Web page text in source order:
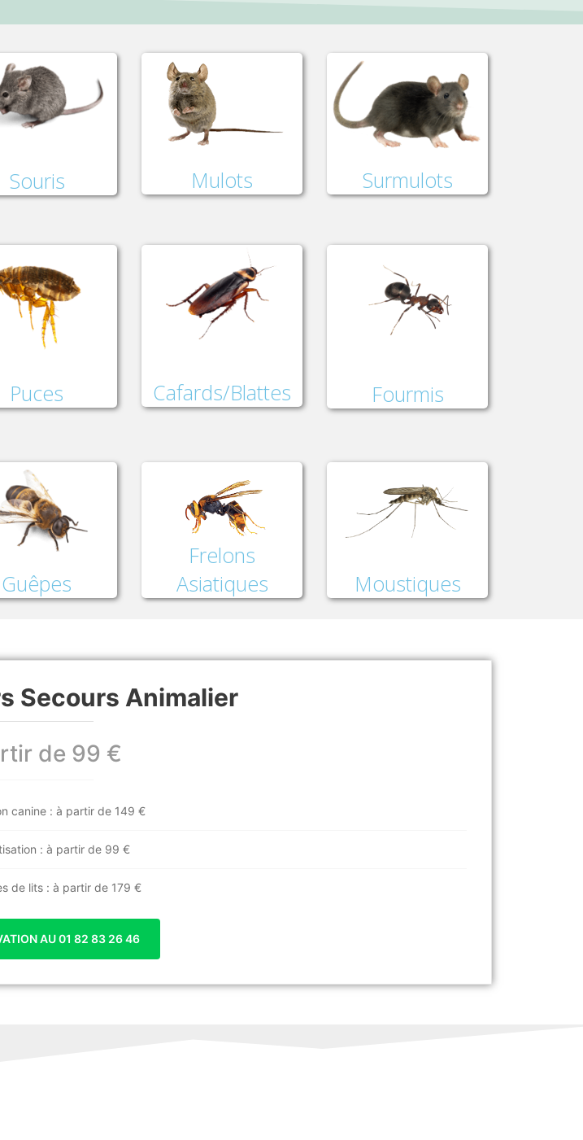
Souris Mulots Surmulots
Puces Cafards/Blattes Fourmis
Guêpes
Frelons
Asiatiques
Moustiques
Secours Animalier
de 99 €
canine : à partir de 149 €
: à partir de 99 €
de lits : à partir de 179 €
AU 01 82 83 26 46